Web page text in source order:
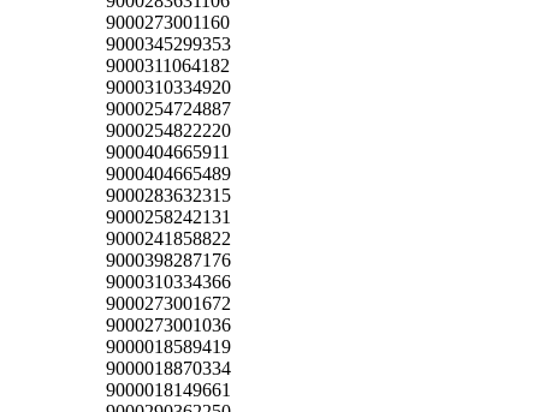
9000273001160
9000345299353
9000311064182
9000310334920
9000254724887
9000254822220
9000404665911
9000404665489
9000283632315
9000258242131
9000241858822
9000398287176
9000310334366
9000273001672
9000273001036
9000018589419
9000018870334
9000018149661